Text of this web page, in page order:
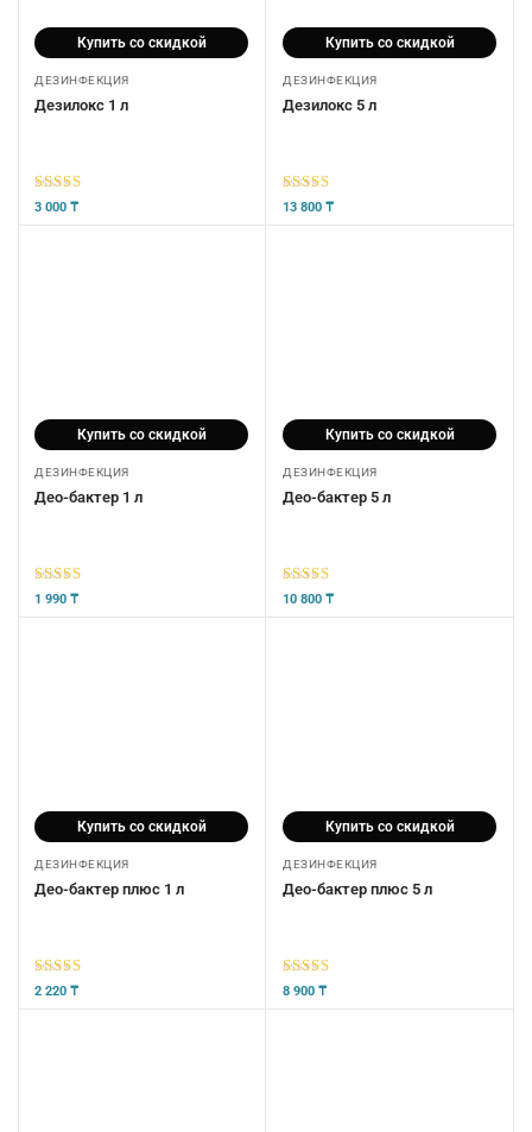
Купить со скидкой
ДЕЗИНФЕКЦИЯ
Дезилокс 1 л
5 из 5
3 000 ₸
Купить со скидкой
ДЕЗИНФЕКЦИЯ
Дезилокс 5 л
5из 5
13 800 ₸
Купить со скидкой
ДЕЗИНФЕКЦИЯ
Део-бактер 1 л
5 из 5
1 990 ₸
Купить со скидкой
ДЕЗИНФЕКЦИЯ
Део-бактер 5 л
5из 5
10 800 ₸
Купить со скидкой
ДЕЗИНФЕКЦИЯ
Део-бактер плюс 1 л
5 из 5
2 220 ₸
Купить со скидкой
ДЕЗИНФЕКЦИЯ
Део-бактер плюс 5 л
5 из 5
8 900 ₸